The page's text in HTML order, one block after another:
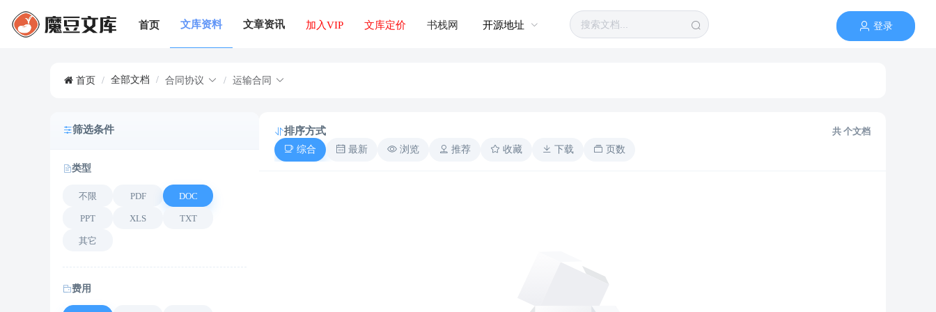
首页 文库资料 文章资讯 加入VIP 文库定价 书栈网 开源地址 登录
首页 / 全部文档 / 合同协议 / 运输合同
筛选条件
类型
不限 PDF DOC
PPT XLS TXT
其它
费用
排序方式 共 个文档
综合
最新 浏览 推荐 收藏 下载 页数